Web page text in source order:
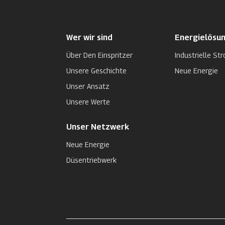
Wer wir sind
Über Den Einspritzer
Unsere Geschichte
Unser Ansatz
Unsere Werte
Industrielle
Neue Energie
Unser Netzwerk
Neue Energie
Düsentriebwerk